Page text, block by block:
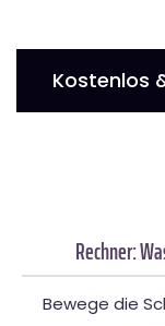
Kostenlos
Rechner:
Bewege die